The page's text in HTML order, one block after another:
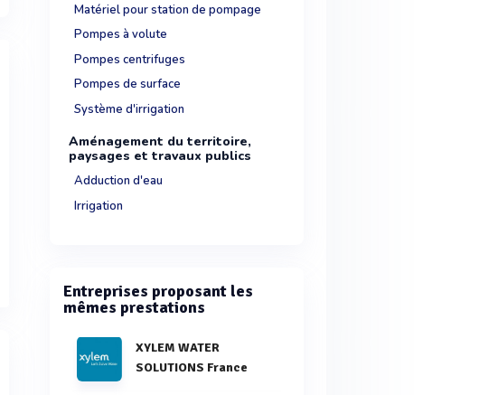
Matériel pour station de pompage
Pompes à volute
Pompes centrifuges
Pompes de surface
Système d'irrigation
Aménagement du territoire,
paysages et travaux publics
Adduction d'eau
Irrigation
Entreprises proposant les
mêmes prestations
XYLEM WATER
SOLUTIONS France